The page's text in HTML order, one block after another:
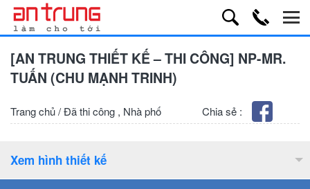
[AN TRUNG THIẾT KẾ – THI CÔNG] NP-MR.
TUẤN (CHU MẠNH TRINH)
Chia sẻ :
Trang chủ/Đã thi công , Nhà phố
Xem hình thiết kế